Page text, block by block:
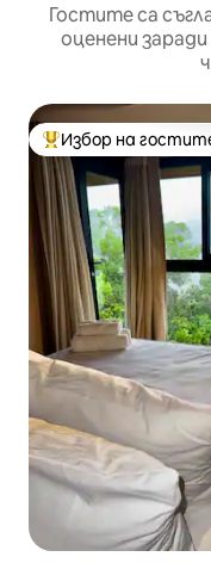
Гостите са
оценени
Най-популярен
Избор на